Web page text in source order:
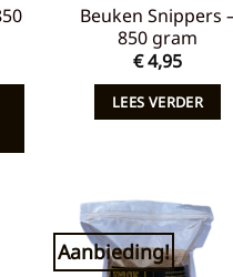
Beuken Snippers
850 gram
€4,95
LEES VERDER
Aanbieding!
Toevoegen